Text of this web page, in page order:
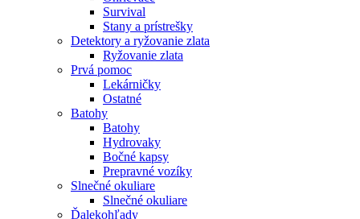
Survival
Stany a prístrešky
Detektory a ryžovanie zlata
Ryžovanie zlata
Prvá pomoc
Lekárničky
Ostatné
Batohy
Batohy
Hydrovaky
Bočné kapsy
Prepravné vozíky
Slnečné okuliare
Slnečné okuliare
Ďalekohľady